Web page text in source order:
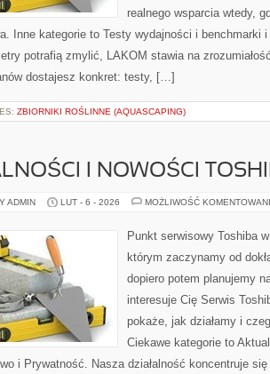
realnego wsparcia wtedy,
Inne kategorie to Testy wydajności i benchmarki i
potrafią zmylić, LAKOM stawia na
dostajesz konkret: testy, […]
ZBIORNIKI ROŚLINNE (AQUASCAPING)
I NOWOŚCI
ADMIN LUT - 6 - 2026 MOŻLIWOŚĆ
Punkt serwisowy Toshiba
którym zaczynamy od
dopiero potem planujemy
interesuje Cię Serwis
pokaże, jak działamy i
Ciekawe kategorie to
i Prywatność. Nasza działalność koncentruje